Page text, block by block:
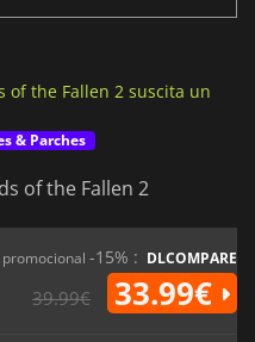
of the Fallen 2 suscita un
& Parches
of the Fallen 2
-15% : DLCOMPARE
39.99€ 33.99€